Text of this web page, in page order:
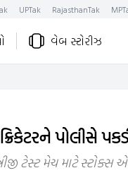
UPTak RajasthanTak
વેબ સ્ટોરીઝ
પોલીસે
ટેસ્ટ મેચ માટે